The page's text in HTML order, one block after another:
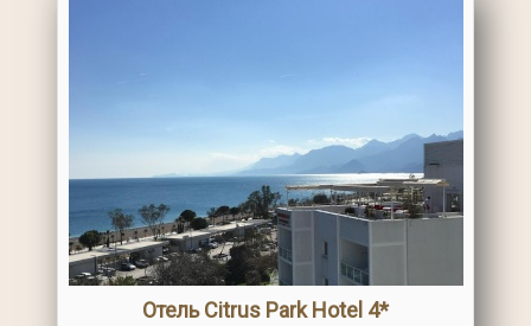
Отель Citrus Park Hotel 4*